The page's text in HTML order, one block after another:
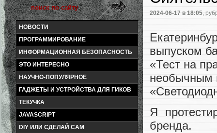
НОВОСТИ
ПРОГРАММИРОВАНИЕ
ИНФОРМАЦИОННАЯ БЕЗОПАСНОСТЬ
ЭТО ИНТЕРЕСНО
НАУЧНО-ПОПУЛЯРНОЕ
ГАДЖЕТЫ И УСТРОЙСТВА ДЛЯ ГИКОВ
ТЕКУЧКА
JAVASCRIPT
DIY ИЛИ СДЕЛАЙ САМ
2024-06-17 в 18:05,
выпуском
«Тест на
необычным
Я
бренда.